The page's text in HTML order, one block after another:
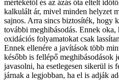
mértékétől és az ázás óta eltelt
kalkulált ár, mivel minden helyzet
sajnos. Arra sincs biztosíték, hogy
további meghibásodás. Ennek
oxidációs folyamatokat csak
Ennek ellenére a javítások több
később is fellépő meghibásodások
javasolni, ha esetlegesen sikerül is
járnak a legjobban, ha el is adják